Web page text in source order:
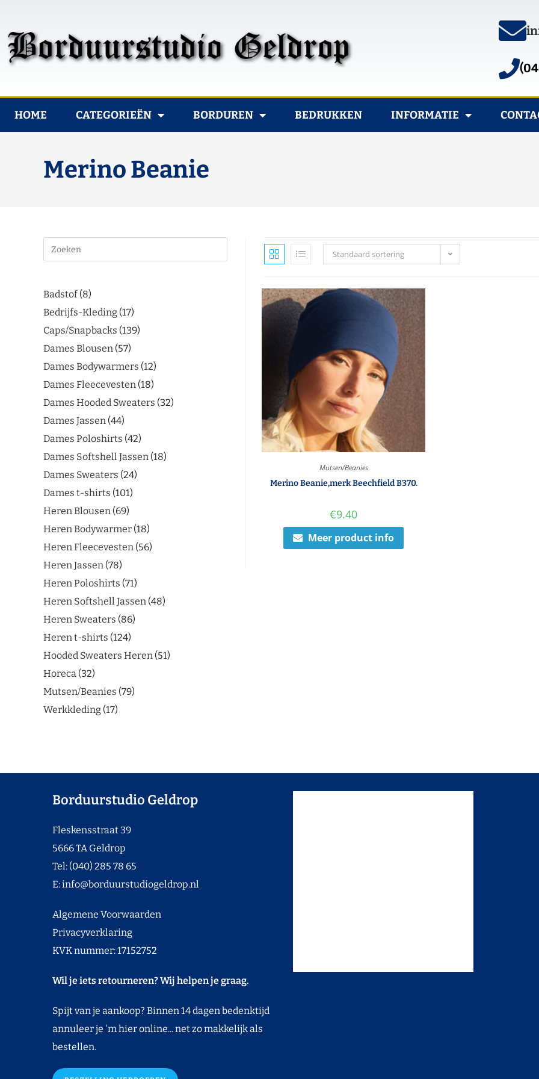
HOME CATEGORIEËN BORDUREN BEDRUKKEN INFORMATIE
Merino Beanie
Standaard sortering
Mutsen/Beanies
Merino Beanie,merk Beechfield B370.
€9.40
Meer product info
Badstof 8
Bedrijfs-Kleding 17
Caps/Snapbacks 139
Dames Blousen 57
Dames Bodywarmers 12
Dames Fleecevesten 18
Dames Hooded Sweaters 32
Dames Jassen 44
Dames Poloshirts 42
Dames Softshell Jassen 18
Dames Sweaters 24
Dames t-shirts 101
Heren Blousen 69
Heren Bodywarmer 18
Heren Fleecevesten 56
Heren Jassen 78
Heren Poloshirts 71
Heren Softshell Jassen 48
Heren Sweaters 86
Heren t-shirts 124
Hooded Sweaters Heren 51
Horeca 32
Mutsen/Beanies 79
Werkkleding 17
Borduurstudio Geldrop
Fleskensstraat 39
5666 TA Geldrop
Tel: (040) 285 78 65
E:info@borduurstudiogeldrop.nl
Algemene Voorwaarden
Privacyverklaring
KVK nummer: 17152752
Wil je iets retourneren? Wij helpen je graag.
Spijt van je aankoop? Binnen 14 dagen bedenktijd
annuleer je 'm hier online... net zo makkelijk als
bestellen.